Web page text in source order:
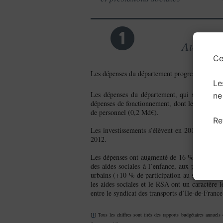
1
Les dépenses du département progressent du
Les dépenses du département, qui s’élèvent
dépenses de fonctionnement, dont les
de personnel (0,2 Md€).
Les investissements s’élèvent en 2012 à
2012.
Les dépenses ont augmenté de 16 % (soit
des aides sociales à l’enfance, aux
urbains (+10 % de participation au syndicat
les aides sociales et le RSA ont un
entre le syndicat des transports d’Ile-de-
[ 1 ] Tous les chiffres sont tirés des rapports budgétaires